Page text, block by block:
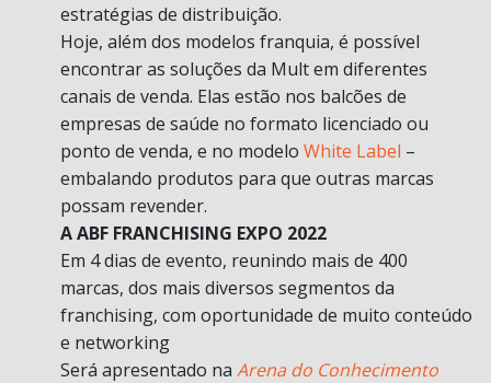
estratégias de distribuição.
Hoje, além dos modelos franquia, é possível
encontrar as soluções da Mult em diferentes
canais de venda. Elas estão nos balcões de
empresas de saúde no formato licenciado ou
ponto de venda, e no modelo White Label –
embalando produtos para que outras marcas
possam revender.
A ABF FRANCHISING EXPO 2022
Em 4 dias de evento, reunindo mais de 400
marcas, dos mais diversos segmentos da
franchising, com oportunidade de muito conteúdo
e networking
Será apresentado na Arena do Conhecimento